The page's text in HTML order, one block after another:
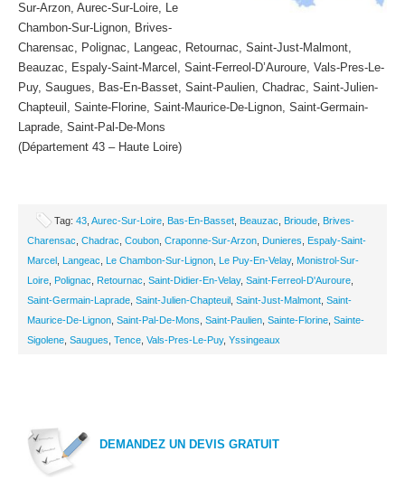
Sur-Arzon, Aurec-Sur-Loire, Le
Chambon-Sur-Lignon, Brives-
Charensac, Polignac, Langeac, Retournac, Saint-Just-Malmont,
Beauzac, Espaly-Saint-Marcel, Saint-Ferreol-D’Auroure, Vals-Pres-Le-
Puy, Saugues, Bas-En-Basset, Saint-Paulien, Chadrac, Saint-Julien-
Chapteuil, Sainte-Florine, Saint-Maurice-De-Lignon, Saint-Germain-
Laprade, Saint-Pal-De-Mons
(Département 43 – Haute Loire)
Tag: 43 Aurec-Sur-Loire Bas-En-Basset Beauzac Brioude Brives-
Charensac Chadrac Coubon Craponne-Sur-Arzon Dunieres
Espaly-Saint-
Marcel Langeac Le Chambon-Sur-Lignon Le Puy-En-Velay, Monistrol-Sur-
Loire Polignac Retournac Saint-Didier-En-Velay, Saint-Ferreol-D'Auroure
Saint-Germain-Laprade Saint-Julien-Chapteuil Saint-Just-Malmont Saint-
Maurice-De-Lignon Saint-Pal-De-Mons Saint-Paulien Sainte-Florine Sainte-
Sigolene Saugues Tence Vals-Pres-Le-Puy, Yssingeaux
DEMANDEZ UN DEVIS GRATUIT